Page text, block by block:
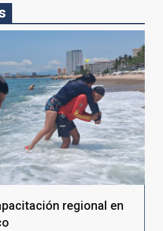
regional en